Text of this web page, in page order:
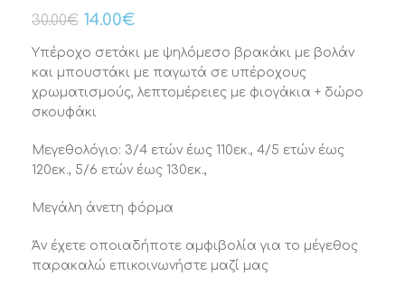
30.00€ 14.00€
Υπέροχo σετάκι με ψηλόμεσo βρακάκι με βολάν
και μπουστάκι με παγωτά σε υπέροχους
χρωματισμούς, λεπτομέρειες με φιογάκια + δώρο
σκουφάκι
Μεγεθολόγιο: 3/4 ετών έως 110εκ., 4/5 ετών έως
120εκ., 5/6 ετών έως 130εκ.,
Μεγάλη άνετη φόρμα
Άν έχετε οποιαδήποτε αμφιβολία για το μέγεθος
παρακαλώ επικοινωνήστε μαζί μας